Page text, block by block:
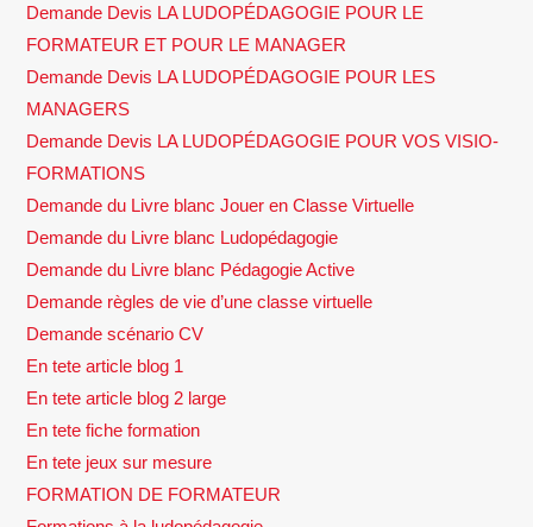
Demande Devis LA LUDOPÉDAGOGIE POUR LE
FORMATEUR ET POUR LE MANAGER
Demande Devis LA LUDOPÉDAGOGIE POUR LES
MANAGERS
Demande Devis LA LUDOPÉDAGOGIE POUR VOS VISIO-
FORMATIONS
Demande du Livre blanc Jouer en Classe Virtuelle
Demande du Livre blanc Ludopédagogie
Demande du Livre blanc Pédagogie Active
Demande règles de vie d’une classe virtuelle
Demande scénario CV
En tete article blog 1
En tete article blog 2 large
En tete fiche formation
En tete jeux sur mesure
FORMATION DE FORMATEUR